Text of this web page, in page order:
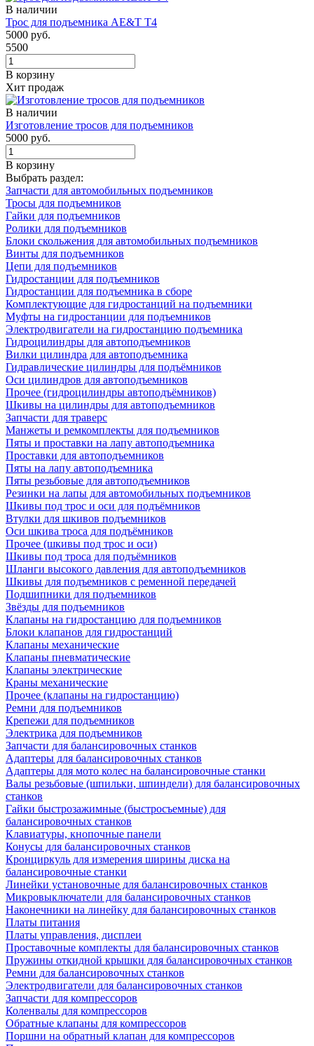
В наличии
Трос для подъемника AE&T Т4
5000 руб.
5500
В корзину
Хит продаж
В наличии
Изготовление тросов для подъемников
5000 руб.
В корзину
Выбрать раздел:
Запчасти для автомобильных подъемников
Тросы для подъемников
Гайки для подъемников
Ролики для подъемников
Блоки скольжения для автомобильных подъемников
Винты для подъемников
Цепи для подъемников
Гидростанции для подъемников
Гидростанции для подъемника в сборе
Комплектующие для гидростанций на подъемники
Муфты на гидростанции для подъемников
Электродвигатели на гидростанцию подъемника
Гидроцилиндры для автоподъемников
Вилки цилиндра для автоподъемника
Гидравлические цилиндры для подъёмников
Оси цилиндров для автоподъемников
Прочее (гидроцилиндры автоподъёмников)
Шкивы на цилиндры для автоподъемников
Запчасти для траверс
Манжеты и ремкомплекты для подъемников
Пяты и проставки на лапу автоподъемника
Проставки для автоподъемников
Пяты на лапу автоподъемника
Пяты резьбовые для автоподъемников
Резинки на лапы для автомобильных подъемников
Шкивы под трос и оси для подъёмников
Втулки для шкивов подъемников
Оси шкива троса для подъёмников
Прочее (шкивы под трос и оси)
Шкивы под троса для подъёмников
Шланги высокого давления для автоподъемников
Шкивы для подъемников с ременной передачей
Подшипники для подъемников
Звёзды для подъемников
Клапаны на гидростанцию для подъемников
Блоки клапанов для гидростанций
Клапаны механические
Клапаны пневматические
Клапаны электрические
Краны механические
Прочее (клапаны на гидростанцию)
Ремни для подъемников
Крепежи для подъемников
Электрика для подъемников
Запчасти для балансировочных станков
Адаптеры для балансировочных станков
Адаптеры для мото колес на балансировочные станки
Валы резьбовые (шпильки, шпиндели) для балансировочных
станков
Гайки быстрозажимные (быстросъемные) для
балансировочных станков
Клавиатуры, кнопочные панели
Конусы для балансировочных станков
Кронциркуль для измерения ширины диска на
балансировочные станки
Линейки установочные для балансировочных станков
Микровыключатели для балансировочных станков
Наконечники на линейку для балансировочных станков
Платы питания
Платы управления, дисплеи
Проставочные комплекты для балансировочных станков
Пружины откидной крышки для балансировочных станков
Ремни для балансировочных станков
Электродвигатели для балансировочных станков
Запчасти для компрессоров
Коленвалы для компрессоров
Обратные клапаны для компрессоров
Поршни на обратный клапан для компрессоров